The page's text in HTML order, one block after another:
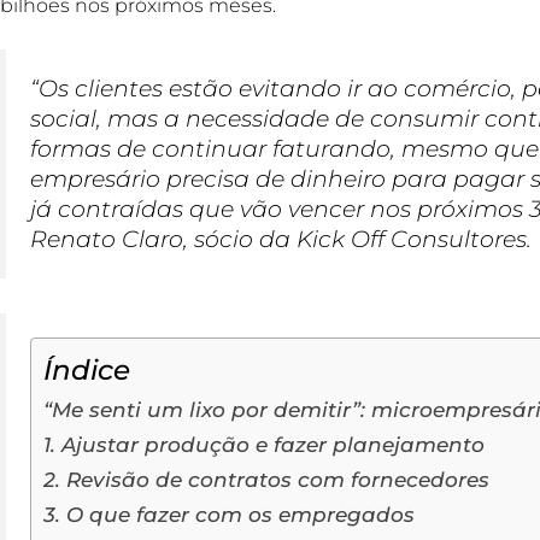
bilhões nos próximos meses.
“Os clientes estão evitando ir ao comércio,
social, mas a necessidade de consumir
formas de continuar faturando, mesmo
empresário precisa de dinheiro para pagar
já contraídas que vão vencer nos próximos
Renato Claro, sócio da Kick Off Consultores.
Índice
“Me senti um lixo por demitir”:
1. Ajustar produção e fazer planejamento
2. Revisão de contratos com fornecedores
3. O que fazer com os empregados